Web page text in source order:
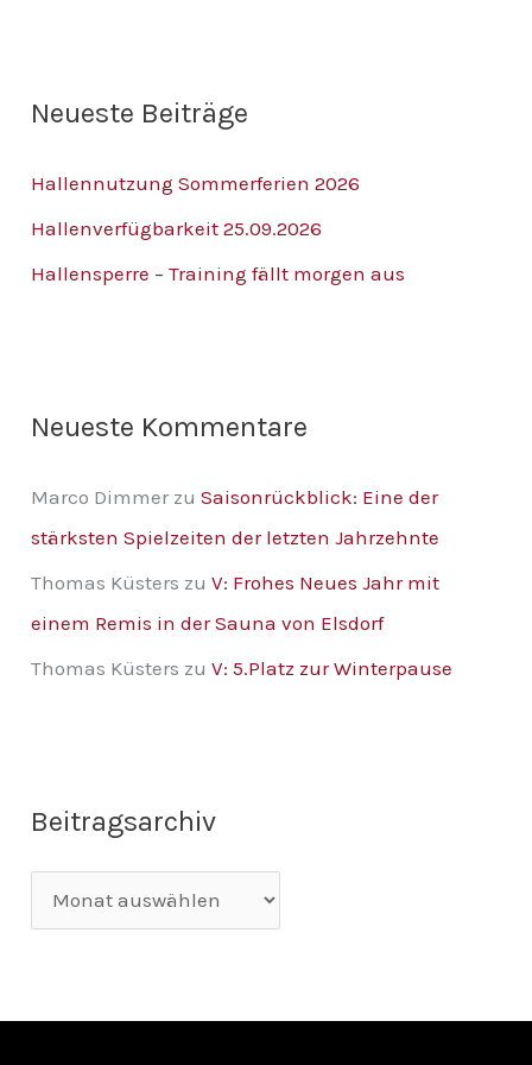
e
a
c
Neueste Beiträge
Hallennutzung Sommerferien 2026
Hallenverfügbarkeit 25.09.2026
Hallensperre – Training fällt morgen aus
Neueste Kommentare
Marco Dimmer zuSaisonrückblick: Eine der
stärksten Spielzeiten der letzten Jahrzehnte
Thomas Küsters zuV: Frohes Neues Jahr mit
einem Remis in der Sauna von Elsdorf
Thomas Küsters zuV: 5.Platz zur Winterpause
Beitragsarchiv